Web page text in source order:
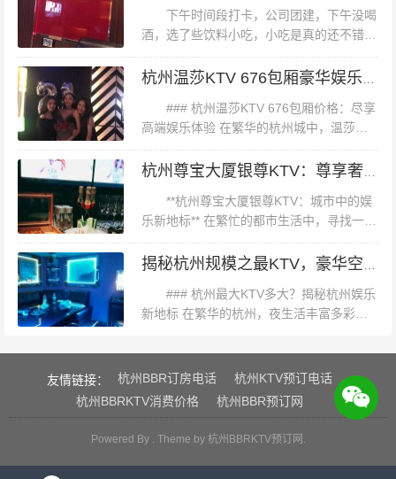
亲自去现场考察一下，看看装修是否符合你的审美需求，
同时体验一下音响效果和服务质量。 4. **关注优惠活动*
*：许多KTV会定期推出各种优惠活动（如折扣券、买一赠
一等），关注这些活动可以为你节省不少开支。 **四、案
例分析：某高端KTV与平价KTV的对比** 以某高端KTV
（如“皇家壹号”）和平价KTV（如“麦乐迪”）为例进行简单
对比： - **皇家壹号**：位于市中心繁华地段，装修豪华，
提供高品质音响设备和
下午时间段打卡，公司团建，下午没喝
酒，选了些饮料小吃，小吃是真的还不错哈
哈哈，唱了两小时，下午唱歌是真的便宜
啊，态度也是真的好环境也是真的棒，下午
### 杭州温莎KTV 676包厢价格：尽享
高端娱乐体验 在繁华的杭州城中，温莎
KTV以其卓越的品质和丰富的娱乐设施，成
为了众多音乐爱好者与聚会达人的首选之
**杭州尊宝大厦银尊KTV：城市中的娱
乐新地标** 在繁忙的都市生活中，寻找一处
既能放松身心又能享受高品质娱乐的场所，
成为了许多人的追求。杭州，这座历史悠久
### 杭州最大KTV多大？揭秘杭州娱乐
新地标 在繁华的杭州，夜生活丰富多彩，
受市民和游客的青睐。那么，杭州最大的
KTV究竟有多大？本文将带您...
友情链接： 杭州BBR订房电话
杭州KTV预订电话
杭州BBRKTV消费价格
杭州BBR预订网
Powered By . Theme by 杭州BBRKTV预订网 .